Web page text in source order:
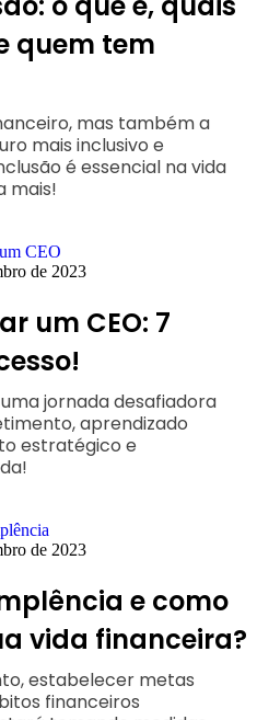
quem tem
mas também a
mais inclusivo e
é essencial na vida
mais!
de 2023
um CEO: 7
jornada desafiadora
aprendizado
estratégico e
de 2023
e como
vida financeira?
estabelecer metas
financeiros